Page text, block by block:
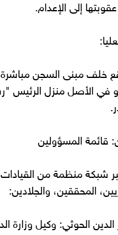
إلى الإعدام.
خلف مبنى السجن
في الأصل منزل الرئيس
قائمة المسؤولين
شبكة منظمة من
المحققين، والجلادين:
الحوثي: وكيل وزارة